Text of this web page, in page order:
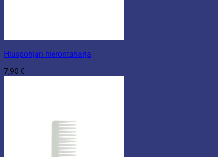
Hiuspohjan hierontaharja
7,90 €